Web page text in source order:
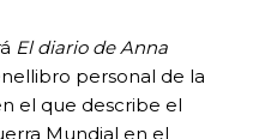
El diario de Anna
personal de la
el que describe el
Mundial en el